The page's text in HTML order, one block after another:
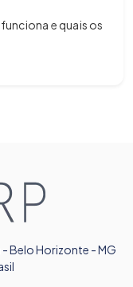
e quais os
Belo Horizonte - MG